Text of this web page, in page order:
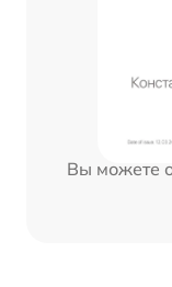
Вы можете